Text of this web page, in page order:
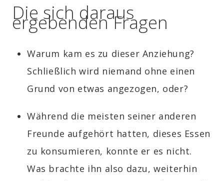
Die sich daraus
ergebenden Fragen
Warum kam es zu dieser Anziehung?
Schließlich wird niemand ohne einen
Grund von etwas angezogen, oder?
Während die meisten seiner anderen
Freunde aufgehört hatten, dieses Essen
zu konsumieren, konnte er es nicht.
Was brachte ihn also dazu, weiterhin